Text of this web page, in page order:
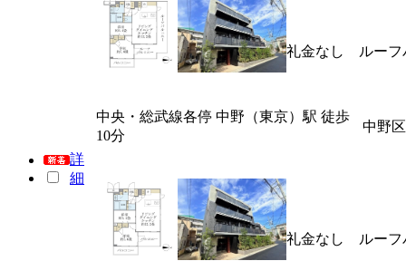
礼金なし ルー
詳
細
中央・総武線各停 中野（東京）駅 徒歩
10分
中野
礼金なし ルー